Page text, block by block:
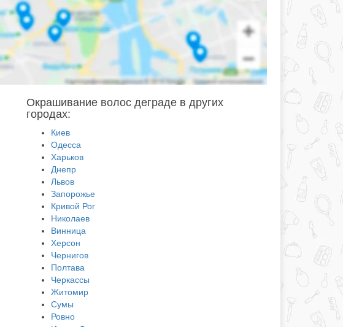
Окрашивание волос деграде в других
городах:
Киев
Одесса
Харьков
Днепр
Львов
Запорожье
Кривой Рог
Николаев
Винница
Херсон
Чернигов
Полтава
Черкассы
Житомир
Сумы
Ровно